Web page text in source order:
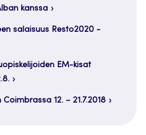
kanssa
salaisuus Resto2020 -
EM-kisat
12. – 21.7.2018